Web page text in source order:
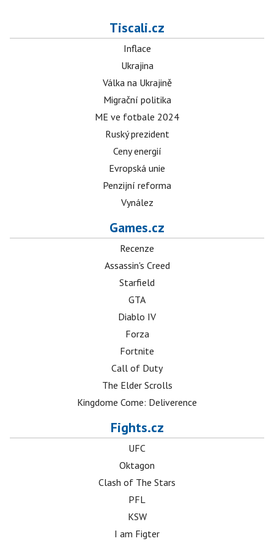
Tiscali.cz
Inflace
Ukrajina
Válka na Ukrajině
Migrační politika
ME ve fotbale 2024
Ruský prezident
Ceny energií
Evropská unie
Penzijní reforma
Vynález
Games.cz
Recenze
Assassin's Creed
Starfield
GTA
Diablo IV
Forza
Fortnite
Call of Duty
The Elder Scrolls
Kingdome Come: Deliverence
Fights.cz
UFC
Oktagon
Clash of The Stars
PFL
KSW
I am Figter